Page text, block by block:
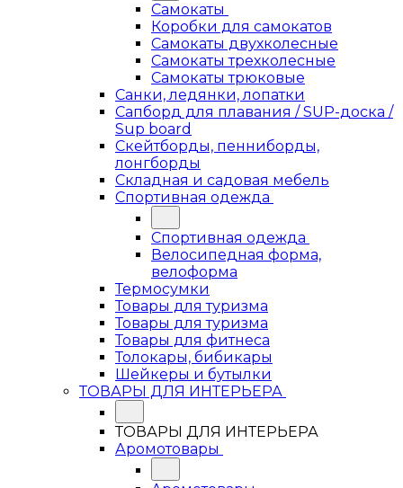
Самокаты
Коробки для самокатов
Самокаты двухколесные
Самокаты трехколесные
Самокаты трюковые
Санки, ледянки, лопатки
Сапборд для плавания / SUP-доска /
Sup board
Скейтборды, пенниборды,
лонгборды
Складная и садовая мебель
Спортивная одежда
Спортивная одежда
Велосипедная форма,
велоформа
Термосумки
Товары для туризма
Товары для туризма
Товары для фитнеса
Толокары, бибикары
Шейкеры и бутылки
ТОВАРЫ ДЛЯ ИНТЕРЬЕРА
ТОВАРЫ ДЛЯ ИНТЕРЬЕРА
Аромотовары